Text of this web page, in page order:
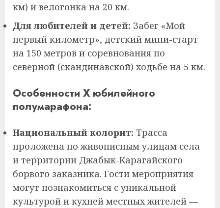
км) и велогонка на 20 км.
Для любителей и детей: Забег «Мой
первый километр», детский мини-старт
на 150 метров и соревнования по
северной (скандинавской) ходьбе на 5 км.
Особенности X юбилейного
полумарафона:
Национальный колорит: Трасса
проложена по живописным улицам села
и территории Джабык-Карагайского
борвого заказника. Гости мероприятия
могут познакомиться с уникальной
культурой и кухней местных жителей —